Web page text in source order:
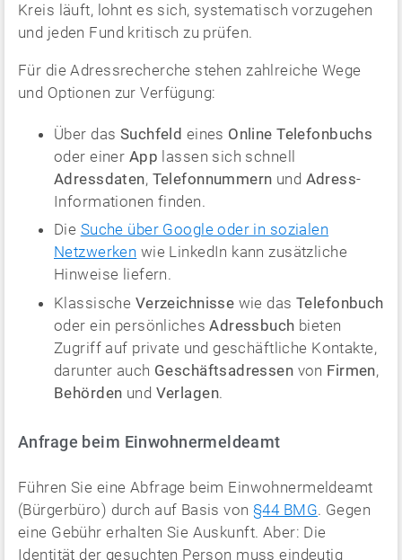
Kreis läuft, lohnt es sich, systematisch vorzugehen
und jeden Fund kritisch zu prüfen.
Für die Adressrecherche stehen zahlreiche Wege
und Optionen zur Verfügung:
Über das Suchfeld eines Online Telefonbuchs
oder einer App lassen sich schnell
Adressdaten, Telefonnummern und Adress-
Informationen finden.
Die Suche über Google oder in sozialen
Netzwerken wie LinkedIn kann zusätzliche
Hinweise liefern.
Klassische Verzeichnisse wie dasTelefonbuch
oder ein persönlichesAdressbuch bieten
Zugriff auf private und geschäftliche Kontakte,
darunter auch Geschäftsadressen von Firmen,
Behörden und Verlagen.
Anfrage beim Einwohnermeldeamt
Führen Sie eine Abfrage beim Einwohnermeldeamt
(Bürgerbüro) durch auf Basis von §44 BMG. Gegen
eine Gebühr erhalten Sie Auskunft. Aber: Die
Identität der gesuchten Person muss eindeutig